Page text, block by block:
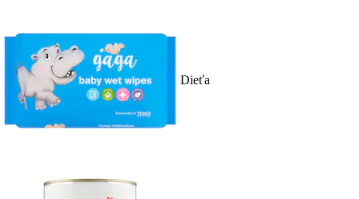
Dieťa